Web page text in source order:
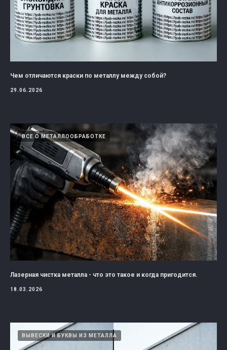
Чем отличаются краски по металлу между собой?
29.06.2026
ВСЕ О МЕТАЛЛООБРАБОТКЕ
Лазерная чистка металла - что это такое и когда пригодится.
18.03.2026
ВЫВЕСКИ И БУКВЫ ИЗ МЕТАЛЛА